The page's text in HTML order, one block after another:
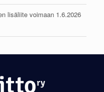
lisäliite voimaan 1.6.2026